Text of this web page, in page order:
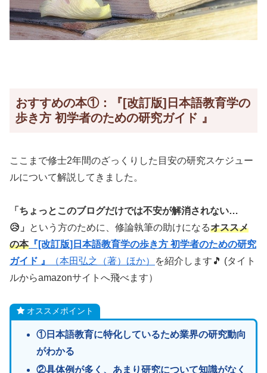
おすすめの本①：『[改訂版]日本語教育学の
歩き方 初学者のための研究ガイド 』
ここまで修士2年間のざっくりした目安の研究スケジュー
ルについて解説してきました。
「ちょっとこのブログだけでは不安が解消されない…
😥」
という方のために、修論執筆の助けになるオススメ
の本『[改訂版]日本語教育学の歩き方 初学者のための研究
ガイド 』
（本田弘之（著）ほか）
を紹介します🎵 (タイト
ルからamazonサイトへ飛べます）
オススメポイント
①日本語教育に特化しているため業界の研究動向
がわかる
②具体例が多く、あまり研究について知識がなく